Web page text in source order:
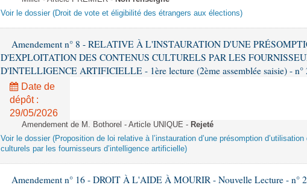
Voir le dossier (Droit de vote et éligibilité des étrangers aux élections)
Amendement n° 8 - RELATIVE À L'INSTAURATION D'UNE
D'EXPLOITATION DES CONTENUS CULTURELS PAR LES
D'INTELLIGENCE ARTIFICIELLE - 1ère lecture (2ème assemblée saisie) - n°
Date de
dépôt :
29/05/2026
Amendement de M. Bothorel - Article UNIQUE - Rejeté
Voir le dossier (Proposition de loi relative à l’instauration d’une présomption
culturels par les fournisseurs d’intelligence artificielle)
Amendement n° 16 - DROIT À L'AIDE À MOURIR - Nouvelle Lecture - n°